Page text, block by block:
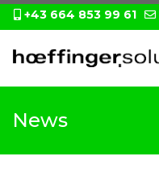
+43 664 853 99 61
News